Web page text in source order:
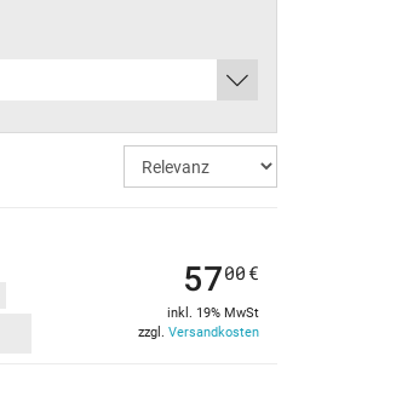
5700 €
inkl. 19% MwSt
zzgl. Versandkosten